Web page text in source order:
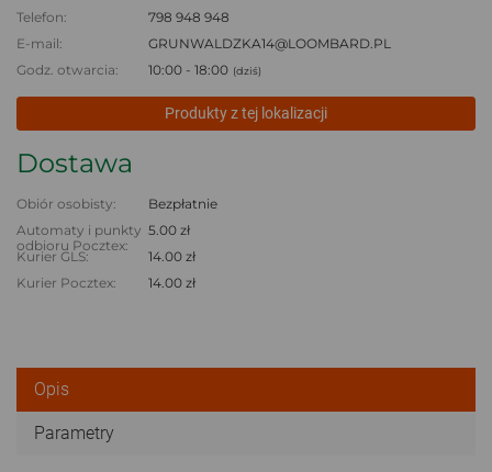
Telefon:
798 948 948
E-mail:
GRUNWALDZKA14@LOOMBARD.PL
Godz. otwarcia:
10:00 - 18:00 (dziś)
Produkty z tej lokalizacji
Dostawa
Obiór osobisty:
Bezpłatnie
Automaty i punkty
odbioru Pocztex:
5.00 zł
Kurier GLS:
14.00 zł
Kurier Pocztex:
14.00 zł
Opis
Parametry